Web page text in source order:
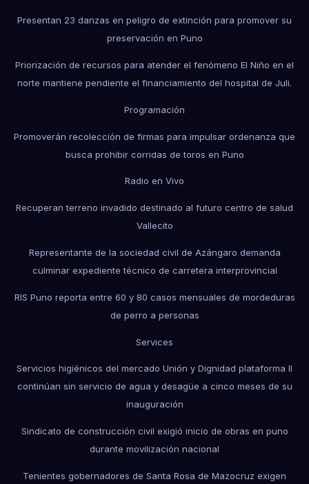
Presentan 23 danzas en peligro de extinción para promover su
preservación en Puno
Priorización de recursos para atender el fenómeno El Niño en el
norte mantiene pendiente el financiamiento del hospital de Juli.
Programación
Promoverán recolección de firmas para impulsar ordenanza que
busca prohibir corridas de toros en Puno
Radio en Vivo
Recuperan terreno invadido destinado al futuro centro de salud
Vallecito
Representante de la sociedad civil de Azángaro demanda
culminar expediente técnico de carretera interprovincial
RIS Puno reporta entre 60 y 80 casos mensuales de mordeduras
de perro a personas
Services
Servicios higiénicos del mercado Unión y Dignidad plataforma II
continúan sin servicio de agua y desagüe a cinco meses de su
inauguración
Sindicato de construcción civil exigió inicio de obras en puno
durante movilización nacional
Tenientes gobernadores de Santa Rosa de Mazocruz exigen